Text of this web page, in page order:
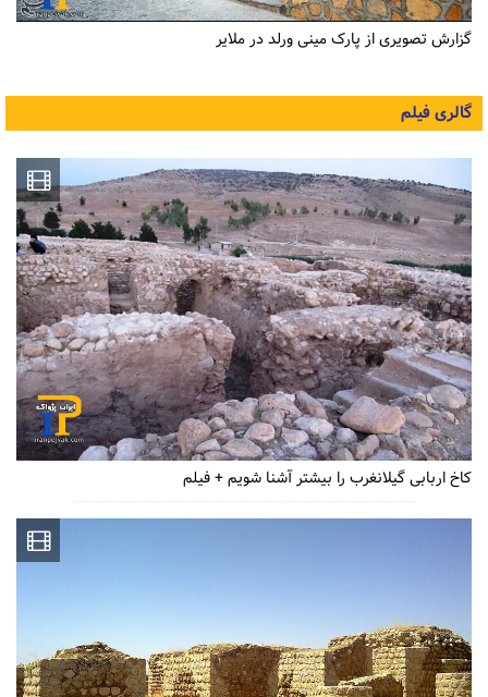
گزارش تصویری از پارک مینی ورلد در ملایر
گالری فیلم
کاخ اربابی گیلانغرب را بیشتر آشنا شویم + فیلم